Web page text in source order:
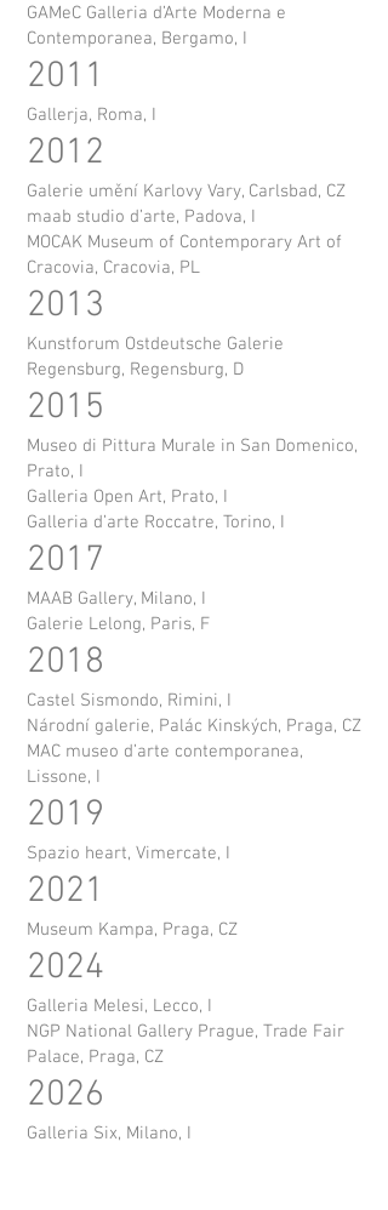
GAMeC Galleria d’Arte Moderna e
Contemporanea, Bergamo, I
2011
Gallerja, Roma, I
2012
Galerie umění Karlovy Vary, Carlsbad, CZ
maab studio d’arte, Padova, I
MOCAK Museum of Contemporary Art of
Cracovia, Cracovia, PL
2013
Kunstforum Ostdeutsche Galerie
Regensburg, Regensburg, D
2015
Museo di Pittura Murale in San Domenico,
Prato, I
Galleria Open Art, Prato, I
Galleria d’arte Roccatre, Torino, I
2017
MAAB Gallery, Milano, I
Galerie Lelong, Paris, F
2018
Castel Sismondo, Rimini, I
Národní galerie, Palác Kinských, Praga, CZ
MAC museo d’arte contemporanea,
Lissone, I
2019
Spazio heart, Vimercate, I
2021
Museum Kampa, Praga, CZ
2024
Galleria Melesi, Lecco, I
NGP National Gallery Prague, Trade Fair
Palace, Praga, CZ
2026
Galleria Six, Milano, I